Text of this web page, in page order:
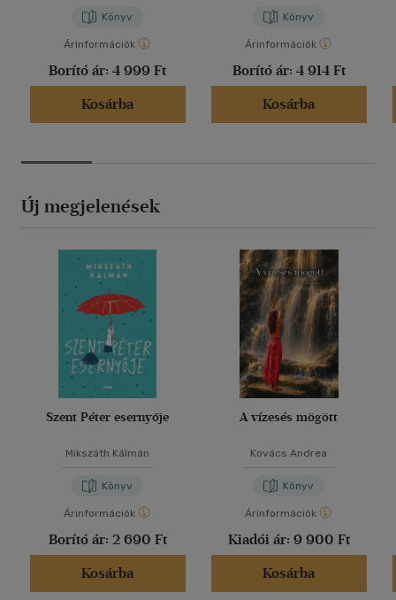
Könyv
Árinformációk
Borító ár: 4 999 Ft
Kosárba
Könyv
Árinformációk
Borító ár: 4 914 Ft
Kosárba
Új megjelenések
Szent Péter esernyője
Mikszáth Kálmán
Könyv
Árinformációk
Borító ár: 2 690 Ft
Kosárba
A vízesés mögött
Kovács Andrea
Könyv
Árinformációk
Kiadói ár: 9 900 Ft
Kosárba